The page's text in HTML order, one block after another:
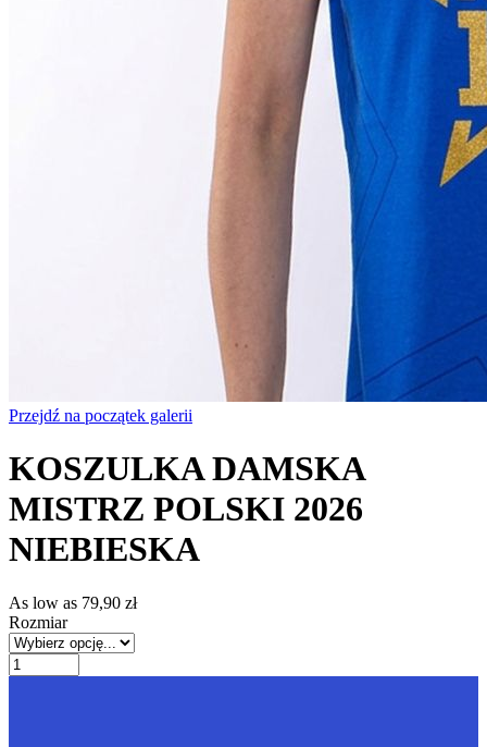
Przejdź na początek galerii
KOSZULKA DAMSKA
MISTRZ POLSKI 2026
NIEBIESKA
As low as 79,90 zł
Rozmiar